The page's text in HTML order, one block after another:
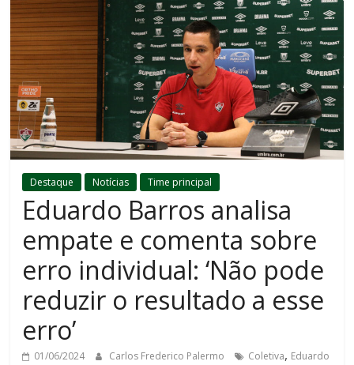
Destaque Notícias Time principal
Eduardo Barros analisa
empate e comenta sobre
erro individual: ‘Não pode
reduzir o resultado a esse
erro’
01/06/2024 Carlos Frederico Palermo Coletiva, Eduardo